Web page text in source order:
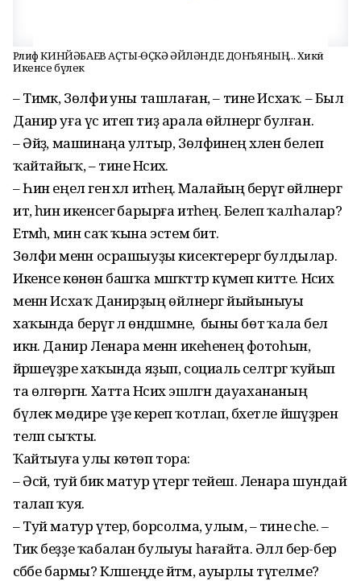
Рәлиф КИНЙӘБАЕВ АҪТЫ-ӨҪКӘ ӘЙЛӘНДЕ ДОНЪЯНЫҢ... Хикәйә
Икенсе бүлек
– Тимәк, Зөлфиә уны ташлаған, – тине Исхаҡ. – Был
Данир уға үс итеп тиҙ арала өйләнергә булған.
– Әйҙә, машинаңа ултыр, Зөлфиәнең хәлен белеп
ҡайтайыҡ, – тине Нәсихә.
– Һин еңел генә хәл итәһең. Малайың берәүгә өйләнергә
итә, һин икенсегә барырға итәһең. Белеп ҡалһалар?
Етмәһә, мин саҡ ҡына эстем бит.
Зөлфиә менән осрашыуҙы кисектерергә булдылар.
Икенсе көнөнә башҡа мәшәҡәттәр күмеп китте. Нәсихә
менән Исхаҡ Данирҙың өйләнергә йыйыныуы
хаҡында берәүгә лә өндәшмәне, ә быны бөтә ҡала белә
икән. Данир Ленара менән икеһенең фотоһын,
йәрәшеүҙәре хаҡында яҙып, социаль селтәргә ҡуйып
та өлгөргән. Хатта Нәсихә эшләгән дауахананың
бүлек мөдире үҙе кереп ҡотлап, бәхетле йәшәүҙәрен
теләп сыҡты.
Ҡайтыуға улы көтөп тора:
– Әсәй, туй бик матур үтергә тейеш. Ленара шундай
талап ҡуя.
– Туй матур үтер, борсолма, улым, – тине әсәһе. –
Тик беҙҙе ҡабалан булыуы һағайта. Әллә бер-бер
сәбәбе бармы? Кәләшеңде әйтәм, ауырлы түгелме?